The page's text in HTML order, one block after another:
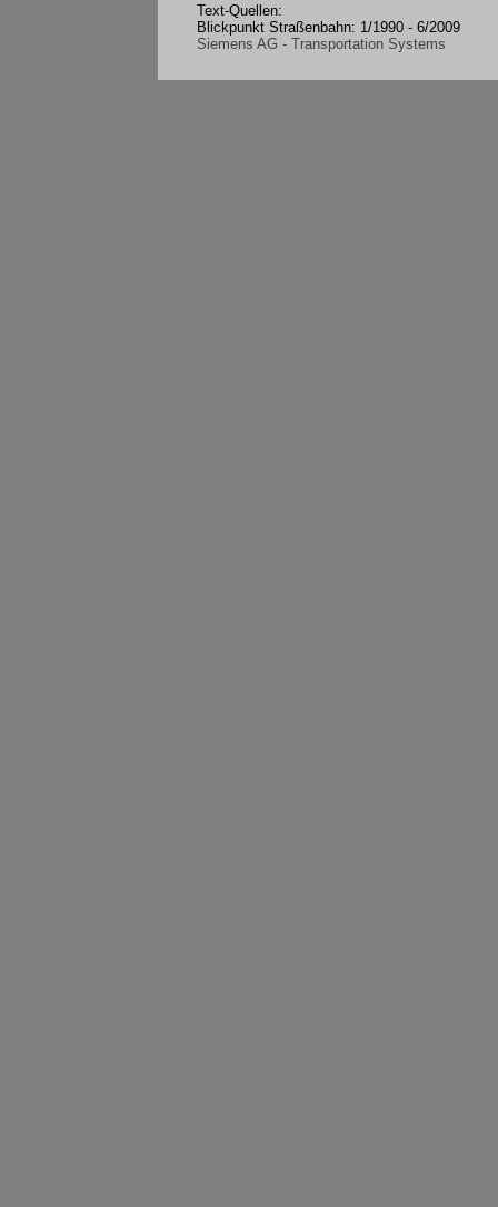
Text-Quellen:
Blickpunkt Straßenbahn: 1/1990 - 6/2009
Siemens AG - Transportation Systems